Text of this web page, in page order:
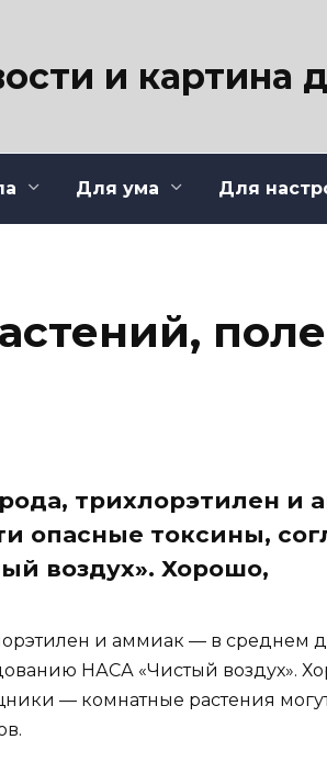
и картина
Для ума Для
трихлорэтилен и
опасные токсины,
воздух». Хорошо,
и аммиак — в среднем
НАСА «Чистый воздух».
— комнатные растения